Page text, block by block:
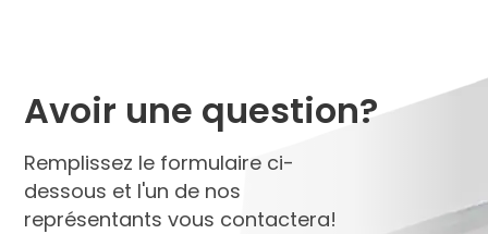
Avoir une question?
Remplissez le formulaire ci-
dessous et l'un de nos
représentants vous contactera!